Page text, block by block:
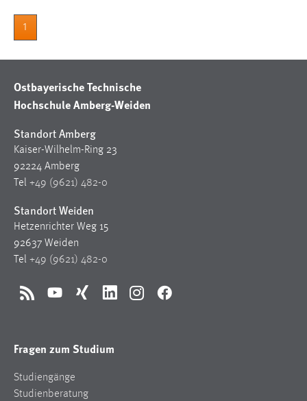
1
Ostbayerische Technische
Hochschule Amberg-Weiden
Standort Amberg
Kaiser-Wilhelm-Ring 23
92224 Amberg
Tel +49 (9621) 482-0
Standort Weiden
Hetzenrichter Weg 15
92637 Weiden
Tel +49 (9621) 482-0
RSS YouTubeXing LinkedInInstagramFacebook
Fragen zum Studium
Studiengänge
Studienberatung
Sie tun dies, indem sie Besucher über Websites
hinweg verfolgen.
Google Ads
Name:
_gcl_au
Anbieter:
Google Ireland Limited
Zweck:
Conversion-Tracking
Cookie Laufzeit:
3 Monate
Facebook Pixel
_fbp